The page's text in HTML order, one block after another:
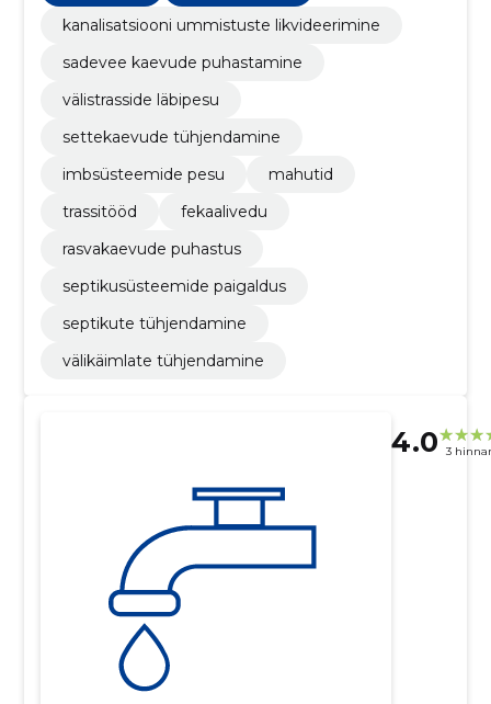
kanalisatsiooni ummistuste likvideerimine
sadevee kaevude puhastamine
välistrasside läbipesu
settekaevude tühjendamine
imbsüsteemide pesu
mahutid
trassitööd
fekaalivedu
rasvakaevude puhastus
septikusüsteemide paigaldus
septikute tühjendamine
välikäimlate tühjendamine
4.0 3